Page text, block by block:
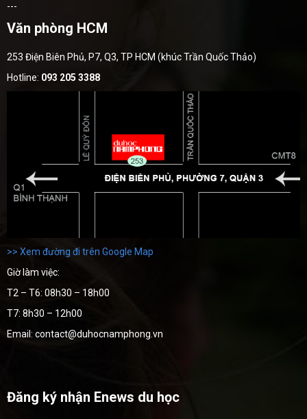
---
Văn phòng HCM
253 Điện Biên Phủ, P7, Q3, TP HCM (khúc Trần Quốc Thảo)
Hotline: 093 205 3388
>> Xem đường đi trên Google Map
Giờ làm việc:
T2 – T6: 08h30 – 18h00
T7: 8h30 – 12h00
Email: contact@duhocnamphong.vn
Đăng ký nhận Enews du học